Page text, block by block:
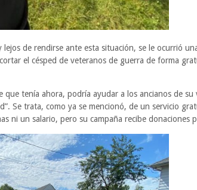
lejos de rendirse ante esta situación, se le ocurrió
el césped de veteranos de guerra de forma
que tenía ahora, podría ayudar a los ancianos de
Se trata, como ya se mencionó, de un servicio
ni un salario, pero su campaña recibe